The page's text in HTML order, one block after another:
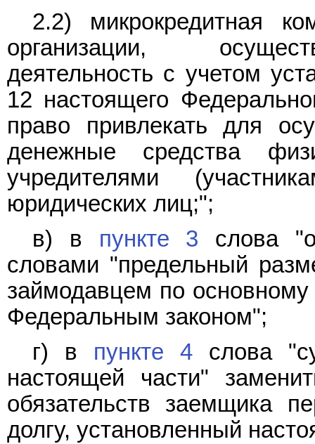
2.2) микрокредитная
организации,
деятельность с учетом
12 настоящего
право привлекать для
денежные средства
учредителями
юридических лиц;";
в) в пункте 3 слова
словами "предельный
займодавцем по
Федеральным законом";
г) в пункте 4 слова
настоящей части"
обязательств заемщика
долгу, установленный